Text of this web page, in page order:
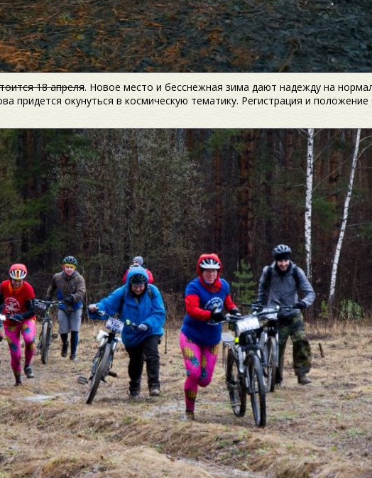
18 апреля. Новое место и бесснежная зима дают надежду на
придется окунуться в космическую тематику. Регистрация и